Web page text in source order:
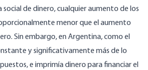
de dinero, cualquier aumento de los
menor que el aumento
Sin embargo, en Argentina, como el
y significativamente más de lo
e imprimía dinero para financiar el